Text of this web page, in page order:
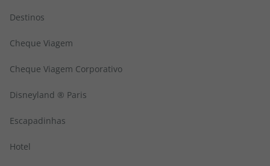
Destinos
Cheque Viagem
Cheque Viagem Corporativo
Disneyland ® Paris
Escapadinhas
Hotel